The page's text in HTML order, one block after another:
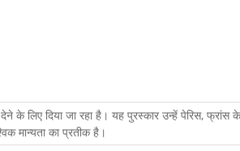
के लिए दिया जा रहा है। यह पुरस्कार उन्हें पेरिस, फ्रांस
मान्यता का प्रतीक है।